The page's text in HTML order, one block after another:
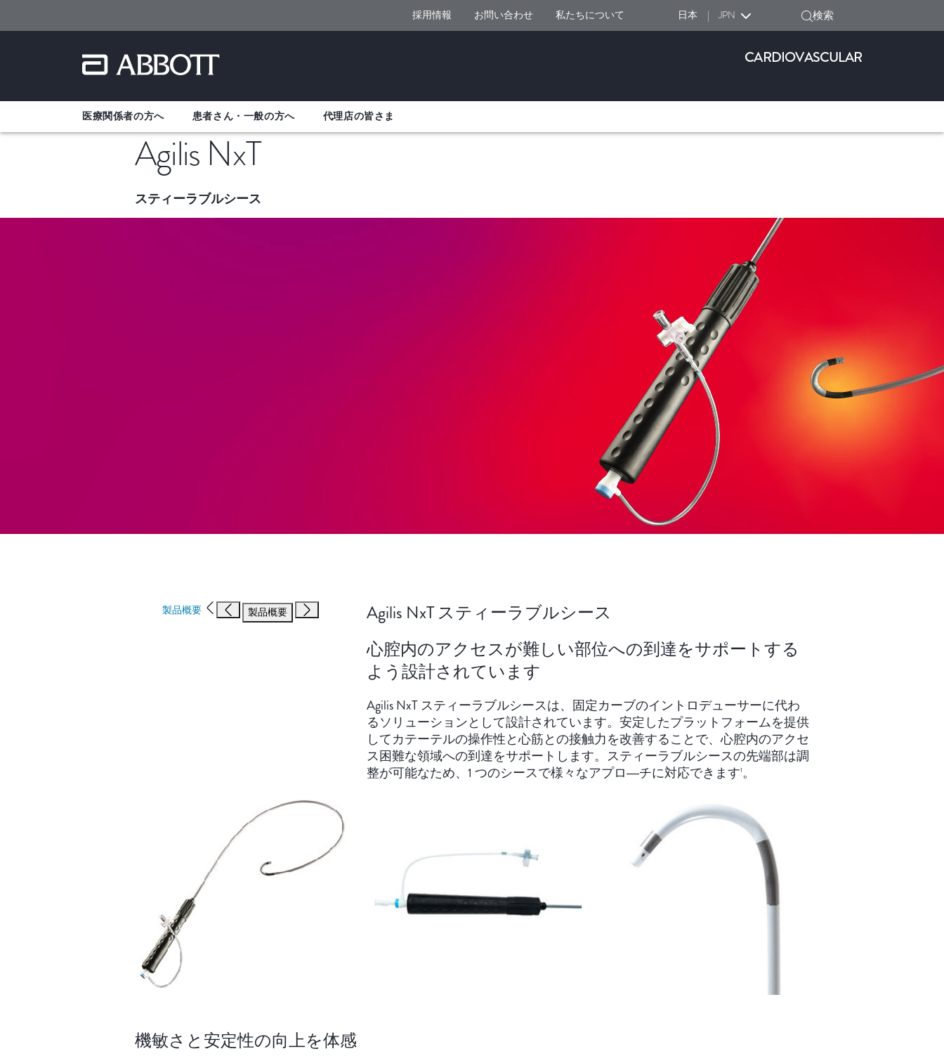
採用情報 お問い合わせ 私たちについて 日本 | JPN 検索
CARDIOVASCULAR
医療関係者の方へ 患者さん・一般の方へ 代理店の皆さま
Agilis NxT
スティーラブルシース
製品概要 製品概要
Agilis NxT スティーラブルシース
心腔内のアクセスが難しい部位への到達をサポートする
よう設計されています
Agilis NxT スティーラブルシース‌‌は、固定カーブのイントロデューサーに代わ
るソリューションとして設計されています。安定したプラットフォームを提供
してカテーテルの操作性と心筋との接触力を改善することで、心腔内のアクセ
ス困難な領域への到達をサポートします。スティーラブルシースの先端部は調
整が可能なため、1 つのシースで様々なアプロ―チに対応できます1。
機敏さと安定性の向上を体感